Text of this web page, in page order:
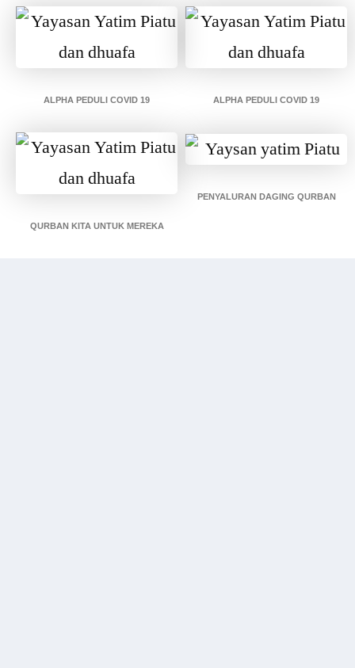
ALPHA PEDULI COVID 19 ALPHA PEDULI COVID 19
QURBAN KITA UNTUK MEREKA
PENYALURAN DAGING QURBAN